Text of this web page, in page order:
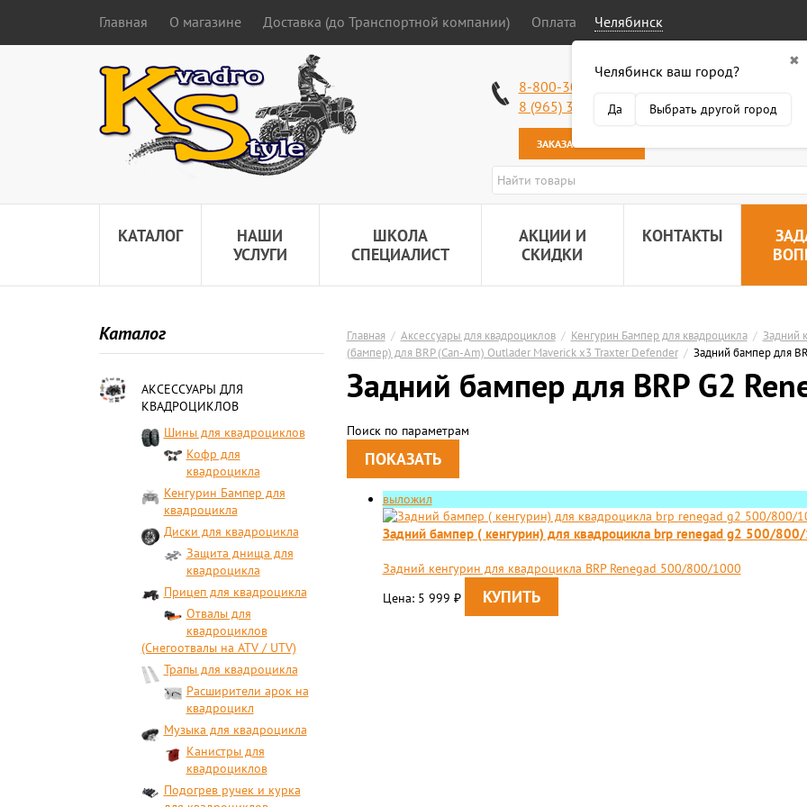
Главная О магазине Доставка (до Транспортной компании) Оплата Челябинск
✖
Челябинск ваш город?
Да Выбрать другой город
8-800-301-50-58
8 (965) 318-34-38
ЗАКАЗАТЬ ЗВОНОК
Работаем
КАТАЛОГ
НАШИ
УСЛУГИ
ШКОЛА
СПЕЦИАЛИСТ
АКЦИИ И
СКИДКИ
КОНТАКТЫ
Каталог
АКСЕССУАРЫ ДЛЯ
КВАДРОЦИКЛОВ
Шины для квадроциклов
Кофр для
квадроцикла
Кенгурин Бампер для
квадроцикла
Диски для квадроцикла
Защита днища для
квадроцикла
Прицеп для квадроцикла
Отвалы для
квадроциклов
(Снегоотвалы на ATV / UTV)
Трапы для квадроцикла
Расширители арок на
квадроцикл
Музыка для квадроцикла
Канистры для
квадроциклов
Подогрев ручек и курка
Главная / Аксессуары для квадроциклов / Кенгурин Бампер для квадроцикла / Задний
(бампер) для BRP (Can-Am) Outlader Maverick x3 Traxter Defender / Задний бампер для
Задний бампер для BRP G2
Поиск по параметрам
выложил
Задний бампер ( кенгурин) для квадроцикла brp renegad g2 500/
Задний кенгурин для квадроцикла BRP Renegad 500/800/1000
Цена: 5 999 ₽